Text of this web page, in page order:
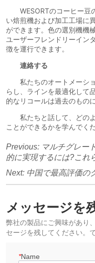
Previous: マルチグレー
的に実現するには?これ
Next: 中国で最高評価の
メッセージを
弊社の製品にご興味があり
セージを残してください。
*Name